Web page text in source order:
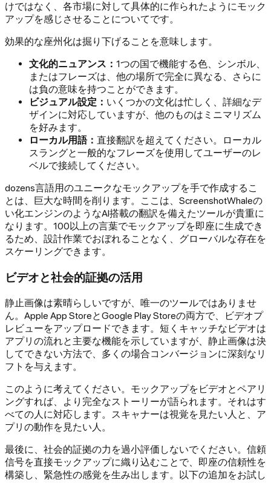
けではなく、各市場に対して具体的に作られたようにモック
アップを感じさせることについてです。
効果的な座州化は掘り下げることを意味します。
文化的ニュアンス： 1つの国で機能する色、シンボル、
またはフレーズは、他の場所で完全に異なる、さらに
は負の意味を持つことができます。
ビジュアル設定： いくつかの文化は忙しく、詳細なデ
ザインに対応していますが、他のものはミニマリズム
を好みます。
ローカル用語： 直接翻訳を超えてください。ローカル
スラングと一般的なフレーズを使用してユーザーのレ
ベルで接続してください。
dozens言語用のユニークなモックアップを手で作成するこ
とは、巨大な時間を削ります。ここは、ScreenshotWhaleの
い化エンジンのようなAI搭載の翻訳を備えたツールが貴重に
なります。100以上の言葉でモックアップを即座に生成でき
るため、設計作業でおぼれることなく、グローバルな存在を
スケーリングできます。
ビデオと社会的証拠の活用
静止画像は素晴らしいですが、唯一のツールではありませ
ん。Apple App StoreとGoogle Play Storeの両方で、ビデオプ
レビューをアップロードできます。短くキャッチなビデオは
アプリの流れと主要な機能を示していますが、静止画像は決
してできない方法で、多くの場合コンバージョンに深刻なリ
フトを与えます。
このように考えてください。モックアップをビデオとペアリ
ングすれば、より完全なストーリーが語られます。それはす
べての人に対応します。スキャナーは視覚を見たい人と、ア
プリの動作を見たい人。
最後に、社会的証拠の力を過小評価しないでください。信頼
信号を直接モックアップに織り込むことで、即座の信頼性を
構築し、緊急性の感覚を生み出します。以下の追加をお試し